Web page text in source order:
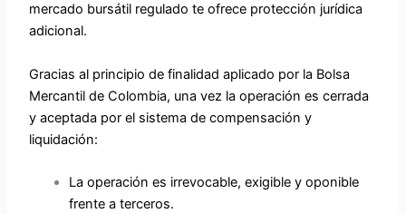
mercado bursátil regulado te ofrece protección jurídica
adicional.
Gracias al principio de finalidad aplicado por la Bolsa
Mercantil de Colombia, una vez la operación es cerrada
y aceptada por el sistema de compensación y
liquidación:
La operación es irrevocable, exigible y oponible
frente a terceros.